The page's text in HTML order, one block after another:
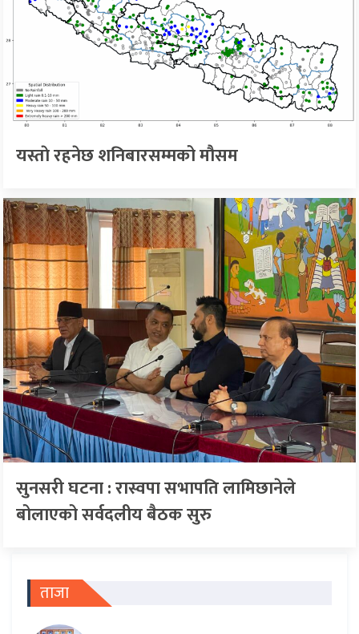
यस्ताे रहनेछ शनिबारसम्मको मौसम
सुनसरी घटना : रास्वपा सभापति लामिछानेले
बोलाएको सर्वदलीय बैठक सुरु
ताजा